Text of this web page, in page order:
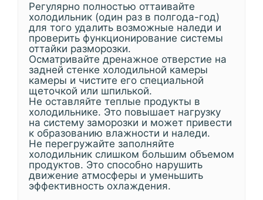
Регулярно полностью оттаивайте
холодильник (один раз в полгода-год)
для того удалить возможные наледи и
проверить функционирование системы
оттайки разморозки.
Осматривайте дренажное отверстие на
задней стенке холодильной камеры
камеры и чистите его специальной
щеточкой или шпилькой.
Не оставляйте теплые продукты в
холодильнике. Это повышает нагрузку
на систему заморозки и может привести
к образованию влажности и наледи.
Не перегружайте заполняйте
холодильник слишком большим объемом
продуктов. Это способно нарушить
движение атмосферы и уменьшить
эффективность охлаждения.